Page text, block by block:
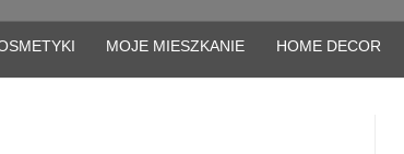
MOJE MIESZKANIE HOME DECOR